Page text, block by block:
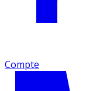
Compte